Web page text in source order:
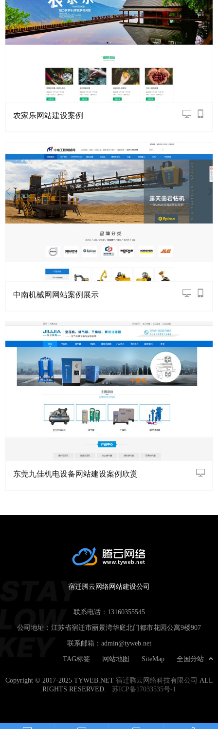
农家乐网站建设案例
中南机械网网站案例展示
东莞九佳机电设备网站建设案例欣赏
宿迁腾云网络网站建设公司
联系电话： 13160355545
公司地址：江苏省宿迁市丽景湾华庭北门都市花园公寓9楼907
联系邮箱： admin@tyweb.net
全国分站
SiteMap
网站地图
TAG标签
Copyright © 2017-2025 TYWEB.NET 宿迁腾云网络科技有限公司
ALL
RIGHTS RESERVED. 苏ICP备17033535号-1